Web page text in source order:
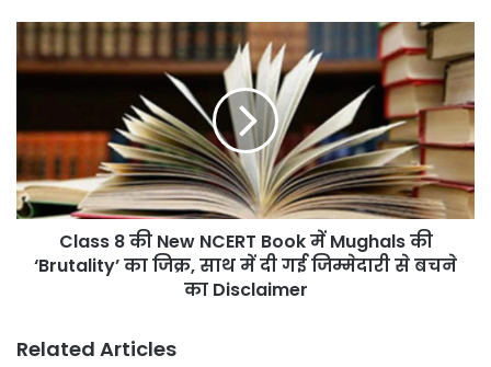
मिली
राहत,
Court
Class
8
की
Book
Mughals
की
‘Brutality’
दी
Class 8 की New NCERT Book में Mughals की
‘Brutality’ का जिक्र, साथ में दी गई जिम्मेदारी से बचने
का Disclaimer
Related Articles